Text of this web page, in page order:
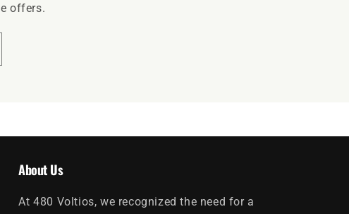
offers.
About Us
At 480 Voltios, we recognized the need for a